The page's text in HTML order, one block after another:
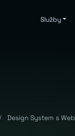
Služby
/ Design System s